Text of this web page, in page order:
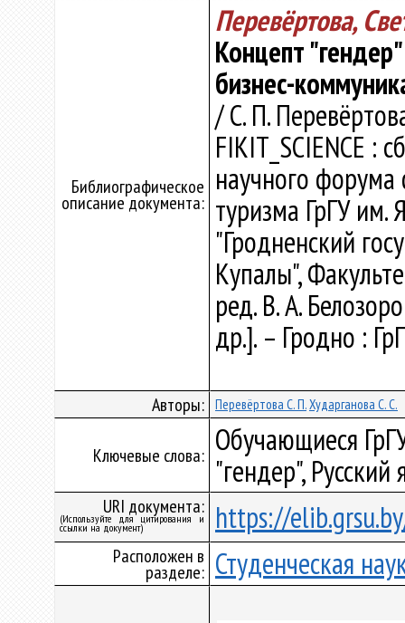
Библиографическое
описание документа:
Перевёртова,
Концепт
бизнес-
/ С. П.
FIKIT_SCIENCE :
научного
туризма ГрГУ
"Гродненский
Купалы",
ред. В. А.
др.]. – Гродно :
Авторы: Перевёртова С. П.Хударганова С. С.
Ключевые слова: Обучающиеся
"гендер",
URI документа:
(Используйте для цитирования и
ссылки на документ) https://
Расположен в
разделе: Студенческая